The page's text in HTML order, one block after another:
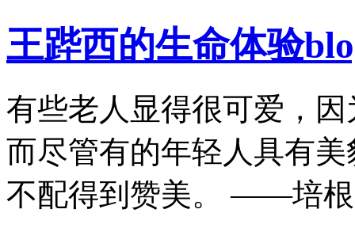
王跸西的生命体验
有些老人显得很可爱，
而尽管有的年轻人具有
不配得到赞美。 ——培根